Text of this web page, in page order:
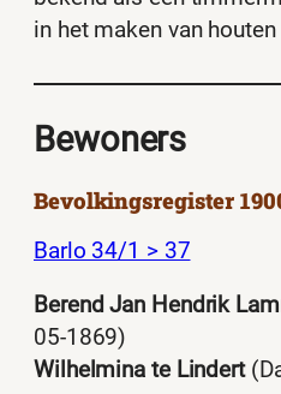
in het maken van
Bewoners
Bevolkingsregister
Barlo 34/1 > 37
Berend Jan Hendrik
05-1869)
Wilhelmina te Lindert